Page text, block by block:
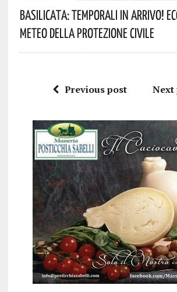
Basilicata: Temporali In Arrivo!
Meteo Della Protezione Civile
Previous post Next